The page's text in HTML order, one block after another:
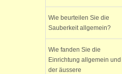
Wie beurteilen Sie die
Sauberkeit allgemein?
Wie fanden Sie die
Einrichtung allgemein und
der äussere